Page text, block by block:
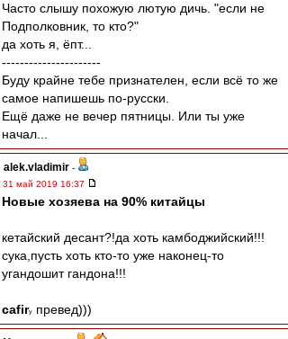
Часто слышу похожую лютую дичь. "если не
Подполковник, то кто?"
да хоть я, ёпт...
----------------------
Буду крайне тебе признателен, если всё то же
самое напишешь по-русски.
Ещё даже не вечер пятницы. Или ты уже
начал...
alek.vladimir -
31 май 2019 16:37
Новые хозяева на 90% китайцы
кетайский десант?!да хоть камбоджийский!!!
сука,пусть хоть кто-то уже наконец-то
угандошит гандона!!!
cafirу превед)))